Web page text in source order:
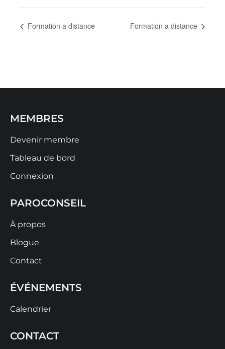
Formation a distance Formation a distance
MEMBRES
Devenir membre
Tableau de bord
Connexion
PAROCONSEIL
À propos
Blogue
Contact
ÉVÉNEMENTS
Calendrier
CONTACT